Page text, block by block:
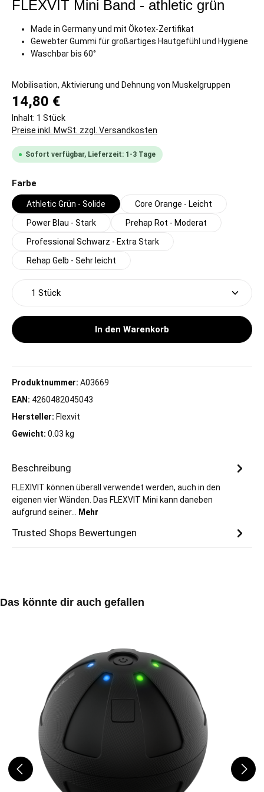
FLEXVIT Mini Band - athletic grün
Made in Germany und mit Ökotex-Zertifikat
Gewebter Gummi für großartiges Hautgefühl und Hygiene
Waschbar bis 60°
Mobilisation, Aktivierung und Dehnung von Muskelgruppen
14,80 €
Inhalt: 1 Stück
Preise inkl. MwSt. zzgl. Versandkosten
Sofort verfügbar, Lieferzeit: 1-3 Tage
Farbe
Athletic Grün - Solide
Core Orange - Leicht
Power Blau - Stark
Prehap Rot - Moderat
Professional Schwarz - Extra Stark
Rehap Gelb - Sehr leicht
Produkt Anzahl: Gib den gewünschten Wert ein
In den Warenkorb
Produktnummer: A03669
EAN: 4260482045043
Hersteller: Flexvit
Gewicht: 0.03 kg
Beschreibung
FLEXIVIT können überall verwendet werden, auch in den
eigenen vier Wänden. Das FLEXVIT Mini kann daneben
aufgrund seiner…
Mehr
Trusted Shops Bewertungen
Produktgalerie überspringen
Das könnte dir auch gefallen